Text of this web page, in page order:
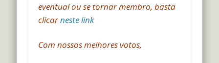
eventual ou se tornar membro, basta
clicarneste link
Com nossos melhores votos,